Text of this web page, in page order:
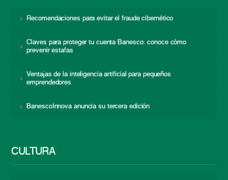
Recomendaciones para evitar el fraude cibernético
Claves para proteger tu cuenta Banesco: conoce cómo
prevenir estafas
Ventajas de la inteligencia artificial para pequeños
emprendedores
BanescoInnova anuncia su tercera edición
CULTURA